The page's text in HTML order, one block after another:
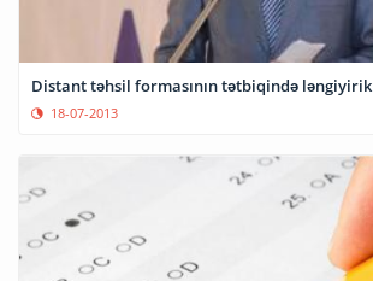
Distant təhsil formasının tətbiqində ləngiyirik
18-07-2013